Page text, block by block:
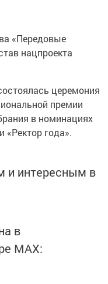
«Передовые
нацпроекта
церемония
премии
в номинациях
«Ректор года».
и интересным в
в
MАХ: